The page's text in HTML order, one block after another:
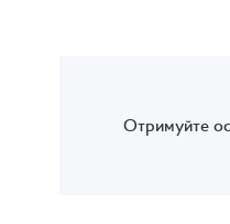
Отримуйте